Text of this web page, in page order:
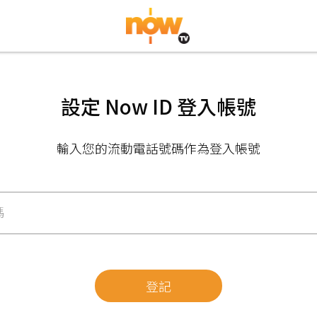
設定 Now ID 登入帳號
輸入您的流動電話號碼作為登入帳號
登記